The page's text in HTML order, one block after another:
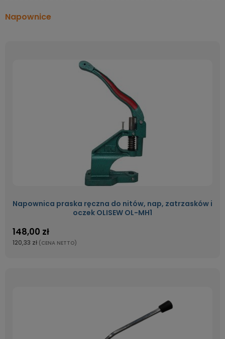
Napownice
Napownica praska ręczna do nitów, nap, zatrzasków i
oczek OLISEW OL-MH1
148,00 zł
120,33 zł (CENA NETTO)